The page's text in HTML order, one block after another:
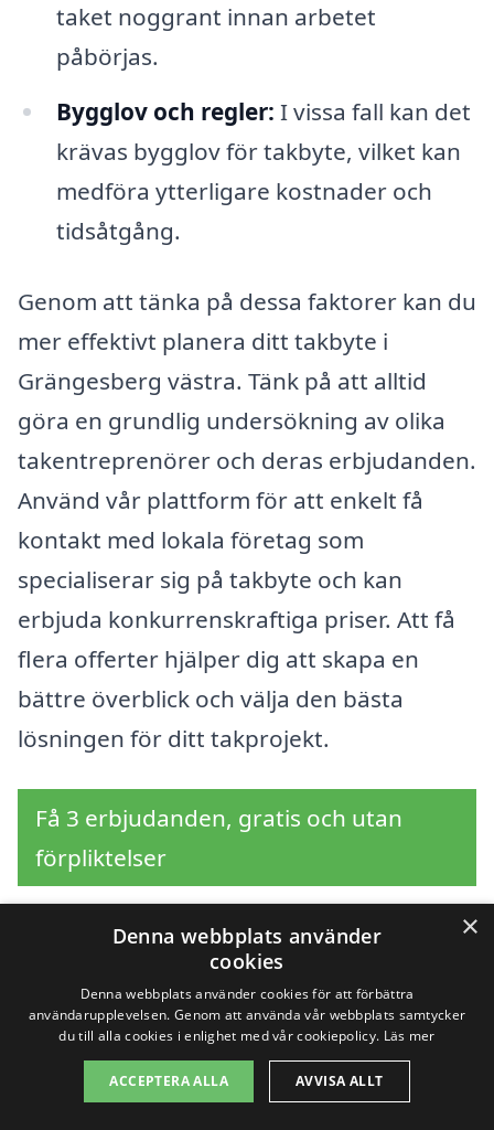
taket noggrant innan arbetet
påbörjas.
Bygglov och regler: I vissa fall kan det
krävas bygglov för takbyte, vilket kan
medföra ytterligare kostnader och
tidsåtgång.
Genom att tänka på dessa faktorer kan du
mer effektivt planera ditt takbyte i
Grängesberg västra. Tänk på att alltid
göra en grundlig undersökning av olika
takentreprenörer och deras erbjudanden.
Använd vår plattform för att enkelt få
kontakt med lokala företag som
specialiserar sig på takbyte och kan
erbjuda konkurrenskraftiga priser. Att få
flera offerter hjälper dig att skapa en
bättre överblick och välja den bästa
lösningen för ditt takprojekt.
Få 3 erbjudanden, gratis och utan
förpliktelser
Sök efter en
professionell för
takbyte i andra städer
×
Denna webbplats använder
cookies
Denna webbplats använder cookies för att förbättra
användarupplevelsen. Genom att använda vår webbplats samtycker
du till alla cookies i enlighet med vår cookiepolicy. Läs mer
ACCEPTERA ALLA AVVISA ALLT